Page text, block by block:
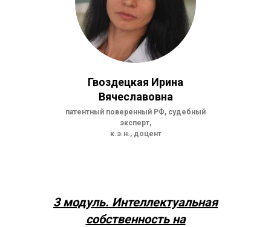
Гвоздецкая Ирина
Вячеславовна
патентный поверенный РФ, судебный
эксперт,
к.э.н., доцент
3 модуль. Интеллектуальная
собственность на